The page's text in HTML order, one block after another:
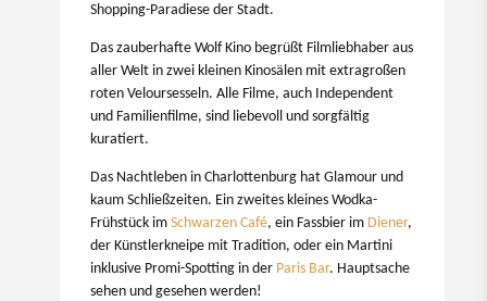
Shopping-Paradiese der Stadt.
Das zauberhafte Wolf Kino begrüßt Filmliebhaber aus
aller Welt in zwei kleinen Kinosälen mit extragroßen
roten Veloursesseln. Alle Filme, auch Independent
und Familienfilme, sind liebevoll und sorgfältig
kuratiert.
Das Nachtleben in Charlottenburg hat Glamour und
kaum Schließzeiten. Ein zweites kleines Wodka-
Frühstück imSchwarzen Café, ein Fassbier im Diener,
der Künstlerkneipe mit Tradition, oder ein Martini
inklusive Promi-Spotting in der Paris Bar. Hauptsache
sehen und gesehen werden!